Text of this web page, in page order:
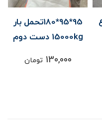
جامبوبگ نو
95*95*130 دو سر
15000kg
222,000 تومان